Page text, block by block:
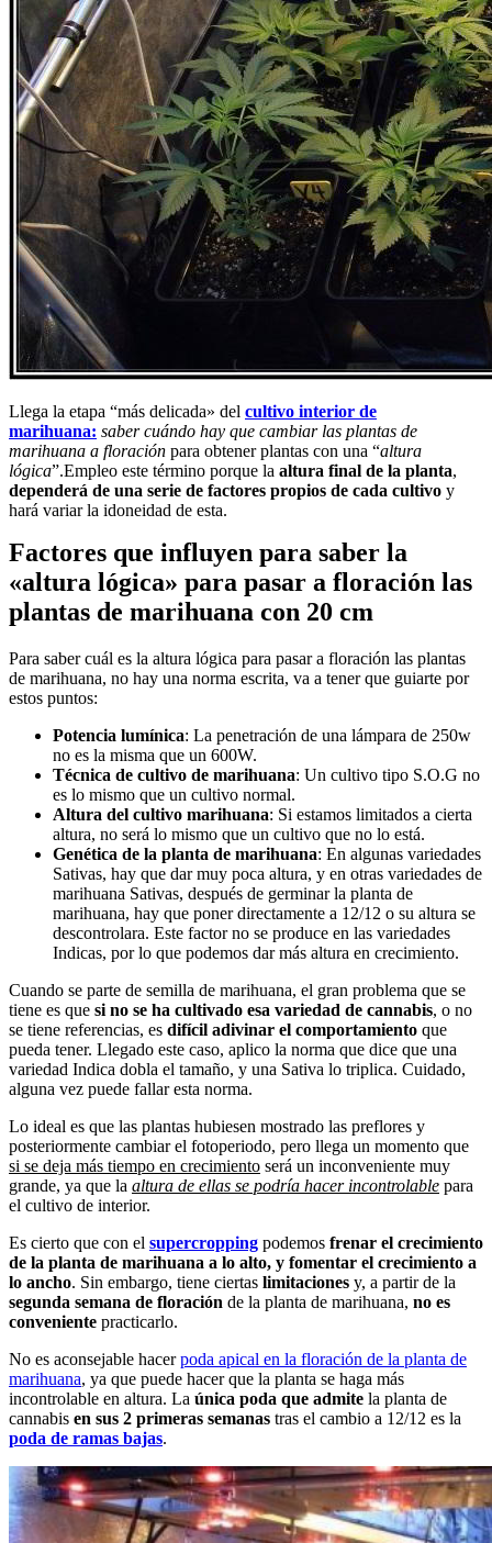
Llega la etapa “más delicada» del cultivo interior de
marihuana: saber cuándo hay que cambiar las plantas de
marihuana a floración para obtener plantas con una “altura
lógica”.Empleo este término porque la altura final de la planta,
dependerá de una serie de factores propios de cada cultivo y
hará variar la idoneidad de esta.
Factores que influyen para saber la
«altura lógica» para pasar a floración las
plantas de marihuana con 20 cm
Para saber cuál es la altura lógica para pasar a floración las plantas
de marihuana, no hay una norma escrita, va a tener que guiarte por
estos puntos:
Potencia lumínica: La penetración de una lámpara de 250w
no es la misma que un 600W.
Técnica de cultivo de marihuana: Un cultivo tipo S.O.G no
es lo mismo que un cultivo normal.
Altura del cultivo marihuana: Si estamos limitados a cierta
altura, no será lo mismo que un cultivo que no lo está.
Genética de la planta de marihuana: En algunas variedades
Sativas, hay que dar muy poca altura, y en otras variedades de
marihuana Sativas, después de germinar la planta de
marihuana, hay que poner directamente a 12/12 o su altura se
descontrolara. Este factor no se produce en las variedades
Indicas, por lo que podemos dar más altura en crecimiento.
Cuando se parte de semilla de marihuana, el gran problema que se
tiene es que si no se ha cultivado esa variedad de cannabis, o no
se tiene referencias, es difícil adivinar el comportamiento que
pueda tener. Llegado este caso, aplico la norma que dice que una
variedad Indica dobla el tamaño, y una Sativa lo triplica. Cuidado,
alguna vez puede fallar esta norma.
Lo ideal es que las plantas hubiesen mostrado las preflores y
posteriormente cambiar el fotoperiodo, pero llega un momento que
si se deja más tiempo en crecimiento será un inconveniente muy
grande, ya que la altura de ellas se podría hacer incontrolable para
el cultivo de interior.
Es cierto que con el supercropping podemos frenar el crecimiento
de la planta de marihuana a lo alto, y fomentar el crecimiento a
lo ancho. Sin embargo, tiene ciertas limitaciones y, a partir de la
segunda semana de floración de la planta de marihuana, no es
conveniente practicarlo.
No es aconsejable hacerpoda apical en la floración de la planta de
marihuana, ya que puede hacer que la planta se haga más
incontrolable en altura. La única poda que admite la planta de
cannabis en sus 2 primeras semanas tras el cambio a 12/12 es la
poda de ramas bajas.